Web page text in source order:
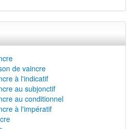
de vaincre
à l'indicatif
au subjonctif
au conditionnel
à l'impératif